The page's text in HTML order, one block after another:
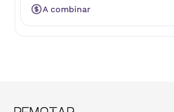
A combinar